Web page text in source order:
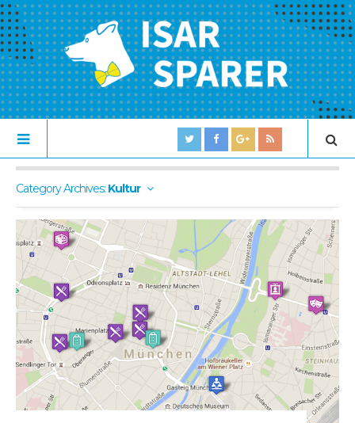
Category Archives: Kultur